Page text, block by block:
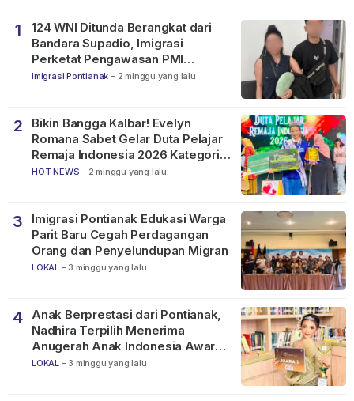
1
124 WNI Ditunda Berangkat dari
Bandara Supadio, Imigrasi
Perketat Pengawasan PMI
Nonprosedural
Imigrasi Pontianak - 2 minggu yang lalu
2
Bikin Bangga Kalbar! Evelyn
Romana Sabet Gelar Duta Pelajar
Remaja Indonesia 2026 Kategori
SMP
HOT NEWS - 2 minggu yang lalu
3
Imigrasi Pontianak Edukasi Warga
Parit Baru Cegah Perdagangan
Orang dan Penyelundupan Migran
LOKAL - 3 minggu yang lalu
4
Anak Berprestasi dari Pontianak,
Nadhira Terpilih Menerima
Anugerah Anak Indonesia Awards
2026
LOKAL - 3 minggu yang lalu